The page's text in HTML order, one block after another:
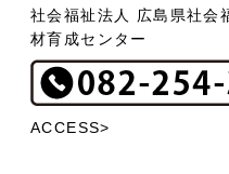
社会福祉法人 広島県社会
材育成センター
ACCESS>